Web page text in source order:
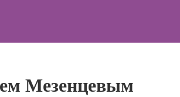
Мезенцевым